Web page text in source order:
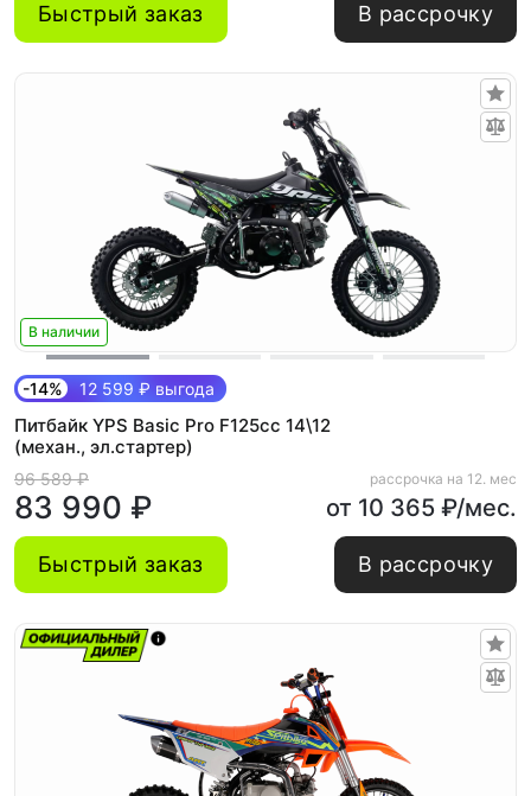
Быстрый заказ В рассрочку
В наличии
-14% 12 599 ₽ выгода
Питбайк YPS Basic Pro F125cc 14\12
(механ., эл.стартер)
96 589 ₽
83 990 ₽
рассрочка на 12. мес
от 10 365 ₽/мес.
Быстрый заказ В рассрочку